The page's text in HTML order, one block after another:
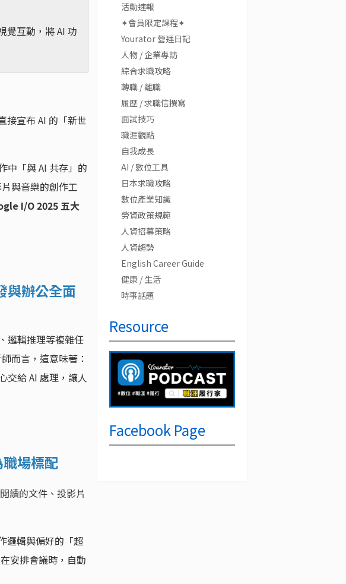
覺互動，將 AI 功
接宣布 AI 的「新世
中「與 AI 共存」的
與音樂的創作工
I/O 2025 五大
與辦公全面
邏輯推理等複雜任
而言，這意味著：
交給 AI 處理，讓人
場標配
讀的文件、投影片
邏輯與偏好的「超
安排會議時，自動
活動速報
✦會員限定課程✦
Yourator 營運日記
人物 / 企業專訪
綜合求職攻略
轉職 / 離職
履歷 / 求職信撰寫
面試技巧
職涯觀點
自我成長
AI / 數位工具
日本求職攻略
數位產業知識
勞資政策規範
人資招募策略
人資趨勢
English Career Guide
健康 / 生活
時事話題
Resource
Facebook Page